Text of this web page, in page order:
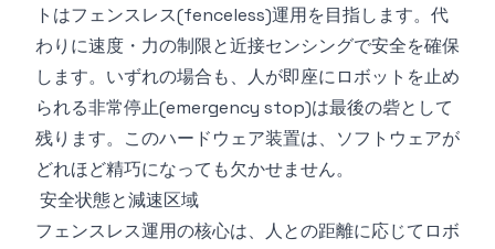
トはフェンスレス(fenceless)運用を目指します。代
わりに速度・力の制限と近接センシングで安全を確保
します。いずれの場合も、人が即座にロボットを止め
られる非常停止(emergency stop)は最後の砦として
残ります。このハードウェア装置は、ソフトウェアが
どれほど精巧になっても欠かせません。
安全状態と減速区域
フェンスレス運用の核心は、人との距離に応じてロボ